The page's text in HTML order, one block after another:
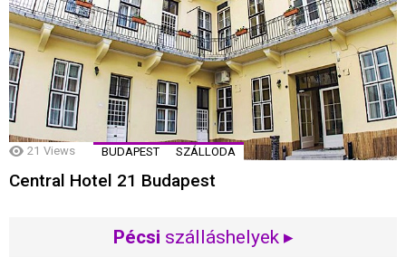
21 Views BUDAPEST SZÁLLODA
Central Hotel 21 Budapest
Pécsi szálláshelyek ▸